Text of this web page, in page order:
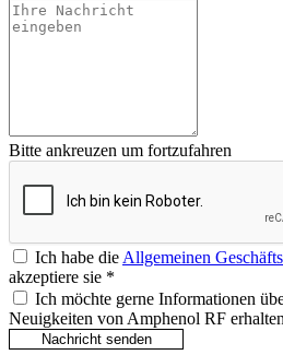
Bitte ankreuzen um fortzufahren
Ich habe dieAllgemeinen
akzeptiere sie *
Ich möchte gerne Informationen
Neuigkeiten von Amphenol RF